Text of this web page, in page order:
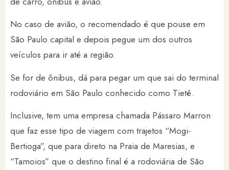
No caso de avião, o recomendado é que pouse em
São Paulo capital e depois pegue um dos outros
veículos para ir até a região.
Se for de ônibus, dá para pegar um que sai do terminal
rodoviário em São Paulo conhecido como Tietê.
Inclusive, tem uma empresa chamada Pássaro Marron
que faz esse tipo de viagem com trajetos “Mogi-
Bertioga”, que para direto na Praia de Maresias, e
“Tamoios” que o destino final é a rodoviária de São